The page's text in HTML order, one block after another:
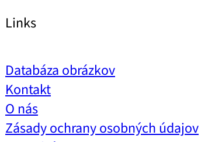
Links
Databáza obrázkov
Kontakt
O nás
Zásady ochrany osobných údajov